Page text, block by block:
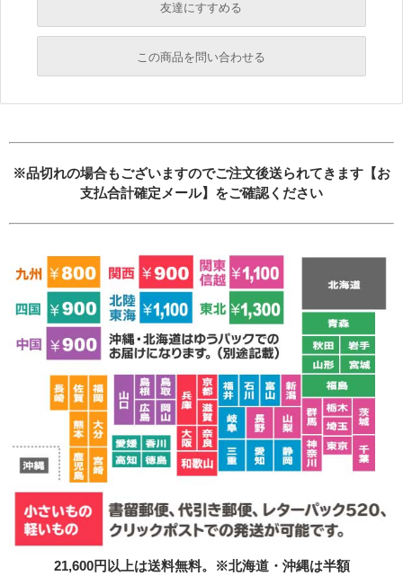
友達にすすめる
必須
この商品を問い合わせる
必須
Eメール
プライバシーポリシーをご確認ください。
※品切れの場合もございますのでご注文後送られてきます【お
支払合計確定メール】をご確認ください
21,600円以上は送料無料。※北海道・沖縄は半額